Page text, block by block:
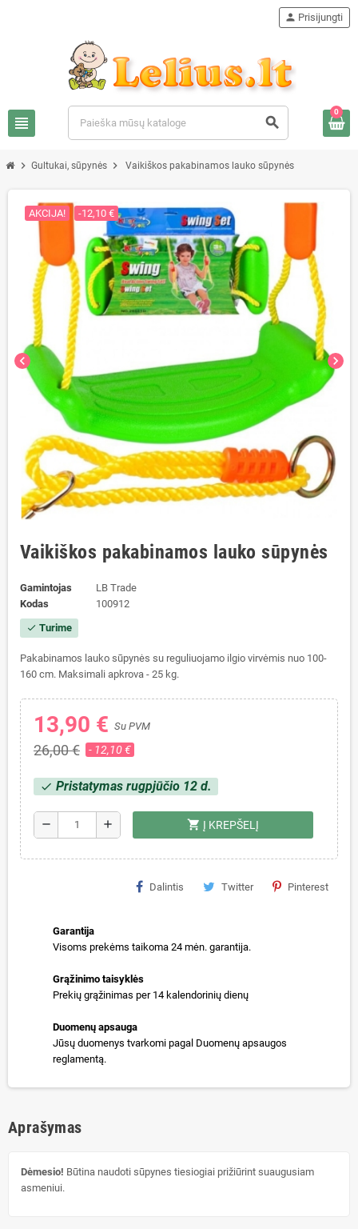
view_headline search
person Prisijungti
0
chevron_right Gultukai, sūpynės chevron_right Vaikiškos pakabinamos lauko sūpynės
chevron_left chevron_right
AKCIJA! -12,10 €
Vaikiškos pakabinamos lauko sūpynės
Gamintojas
LB Trade
Kodas
100912
check Turime
Pakabinamos lauko sūpynės su reguliuojamo ilgio virvėmis nuo 100-
160 cm. Maksimali apkrova - 25 kg.
13,90 € Su PVM
26,00 € - 12,10 €
check Pristatymas rugpjūčio 12 d.
remove add shopping_cart Į KREPŠELĮ
Dalintis Twitter Pinterest
Garantija
Visoms prekėms taikoma 24 mėn. garantija.
Grąžinimo taisyklės
Prekių grąžinimas per 14 kalendorinių dienų
Duomenų apsauga
Jūsų duomenys tvarkomi pagal Duomenų apsaugos
reglamentą.
Aprašymas
Dėmesio! Būtina naudoti sūpynes tiesiogiai prižiūrint suaugusiam
asmeniui.